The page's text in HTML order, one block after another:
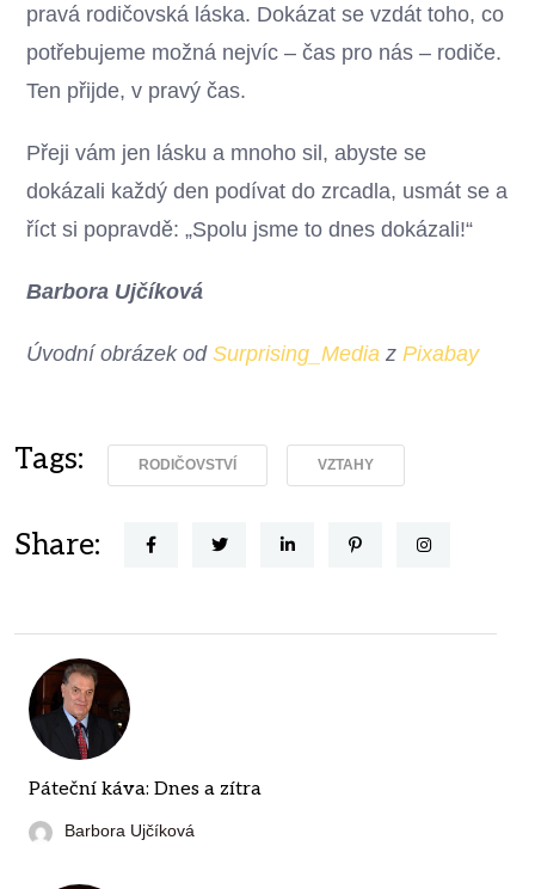
pravá rodičovská láska. Dokázat se vzdát toho, co
potřebujeme možná nejvíc – čas pro nás – rodiče.
Ten přijde, v pravý čas.
Přeji vám jen lásku a mnoho sil, abyste se
dokázali každý den podívat do zrcadla, usmát se a
říct si popravdě: „Spolu jsme to dnes dokázali!“
Barbora Ujčíková
Úvodní obrázek od Surprising_Media z Pixabay
Tags: RODIČOVSTVÍ VZTAHY
Share:
Páteční káva: Dnes a zítra
Barbora Ujčíková